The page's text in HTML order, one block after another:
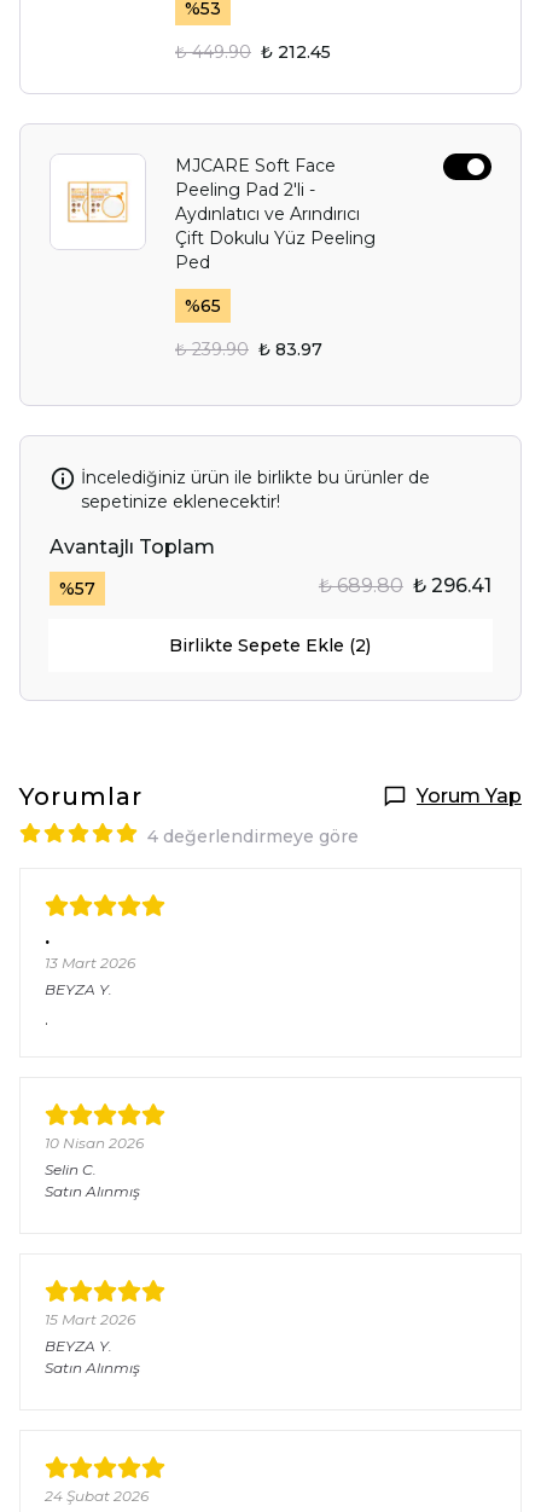
%53
₺ 449.90 ₺ 212.45
MJCARE Soft Face
Peeling Pad 2'li -
Aydınlatıcı ve Arındırıcı
Çift Dokulu Yüz Peeling
Ped
%65
₺ 239.90 ₺ 83.97
İncelediğiniz ürün ile birlikte bu ürünler de
sepetinize eklenecektir!
Avantajlı Toplam
%57 ₺ 689.80 ₺ 296.41
Birlikte Sepete Ekle (2)
Yorumlar Yorum Yap
4 değerlendirmeye göre
.
13 Mart 2026
BEYZA Y.
.
10 Nisan 2026
Selin C.
Satın Alınmış
15 Mart 2026
BEYZA Y.
Satın Alınmış
24 Şubat 2026